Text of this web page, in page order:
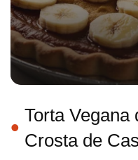
Torta Vegana
Crosta de